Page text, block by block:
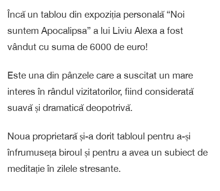
Încă un tablou din expoziția personală “Noi
suntem Apocalipsa” a lui Liviu Alexa a fost
vândut cu suma de 6000 de euro!
Este una din pânzele care a suscitat un mare
interes în rândul vizitatorilor, fiind considerată
suavă și dramatică deopotrivă.
Noua proprietară și-a dorit tabloul pentru a-și
înfrumuseța biroul și pentru a avea un subiect de
meditație în zilele stresante.